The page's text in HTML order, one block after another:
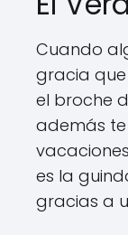
Cuando
gracia
el broche
además
es la
gracias a